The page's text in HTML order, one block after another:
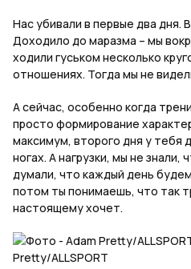
Нас убивали в первые два дня.
Доходило до маразма – мы
ходили гуськом несколько
отношениях. Тогда мы не
А сейчас, особенно когда
просто формирование
максимум, второго дня у тебя
ногах. А нагрузки, мы не знали,
думали, что каждый день
потом ты понимаешь, что так
настоящему хочет.
Pretty/ALLSPORT